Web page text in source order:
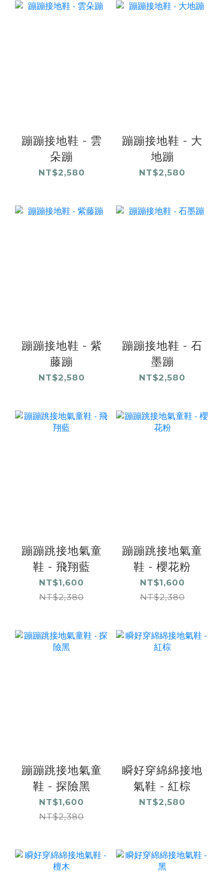
蹦蹦接地鞋 - 雲
朵蹦
NT$2,580
蹦蹦接地鞋 - 大
地蹦
NT$2,580
蹦蹦接地鞋 - 紫
藤蹦
NT$2,580
蹦蹦接地鞋 - 石
墨蹦
NT$2,580
蹦蹦跳接地氣童
鞋 - 飛翔藍
NT$1,600
NT$2,380
蹦蹦跳接地氣童
鞋 - 櫻花粉
NT$1,600
NT$2,380
蹦蹦跳接地氣童
鞋 - 探險黑
NT$1,600
NT$2,380
瞬好穿綿綿接地
氣鞋 - 紅棕
NT$2,580